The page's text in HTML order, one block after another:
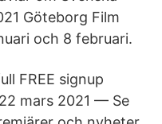
Göteborg Film
och 8 februari.
FREE signup
mars 2021 — Se